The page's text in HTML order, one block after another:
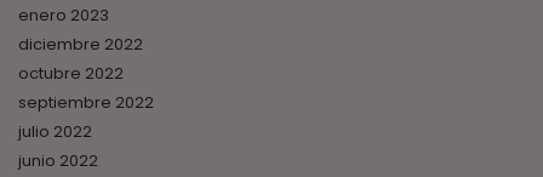
enero 2023
diciembre 2022
octubre 2022
septiembre 2022
julio 2022
junio 2022